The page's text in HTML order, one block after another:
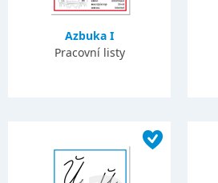
Azbuka I
Pracovní listy